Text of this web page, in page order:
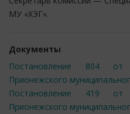
МУ «ХЭГ».
Документы
Постановление 804 от
Прионежского
Постановление 419 от
Прионежского